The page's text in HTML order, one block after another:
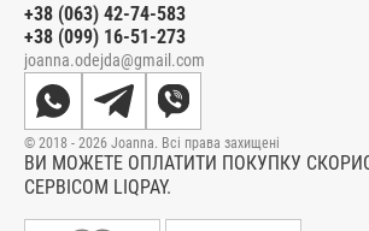
+38 (063) 42-74-583
+38 (099) 16-51-273
joanna.odejda@gmail.com
ВИ МОЖЕТЕ ОПЛАТИТИ ПОКУПКУ
СЕРВІСОМ LIQPAY.
© 2018 - 2026 Joanna. Всі права захищені